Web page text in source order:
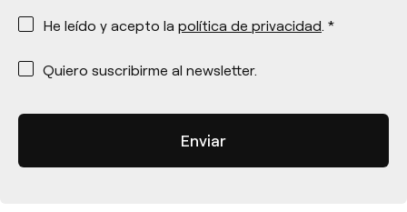
*
He leído y acepto la política de privacidad. *
*
Quiero suscribirme al newsletter.